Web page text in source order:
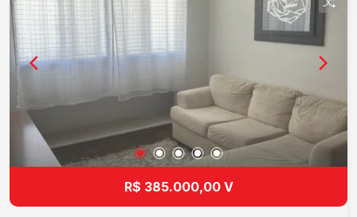
R$ 385.000,00 V